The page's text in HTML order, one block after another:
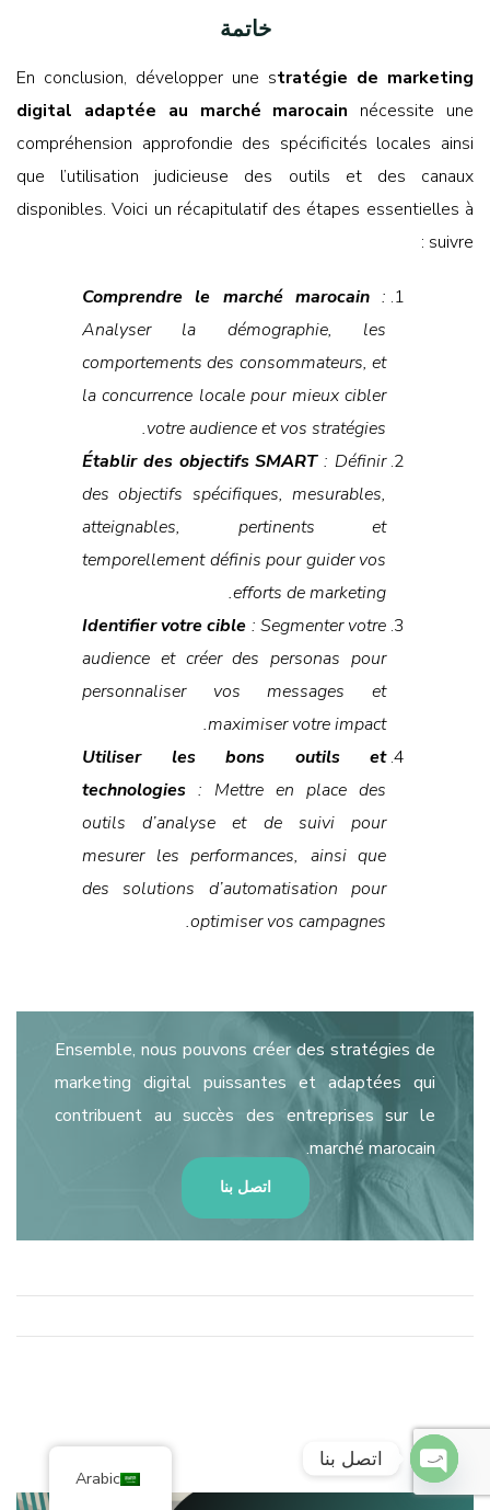
خاتمة
En conclusion, développer une stratégie de marketing
digital adaptée au marché marocain nécessite une
compréhension approfondie des spécificités locales ainsi
que l’utilisation judicieuse des outils et des canaux
disponibles. Voici un récapitulatif des étapes essentielles à
suivre :
Comprendre le marché marocain:
Analyser la démographie, les
comportements des consommateurs, et
la concurrence locale pour mieux cibler
votre audience et vos stratégies.
Établir des objectifs SMART: Définir
des objectifs spécifiques, mesurables,
atteignables, pertinents et
temporellement définis pour guider vos
efforts de marketing.
Identifier votre cible : Segmenter votre
audience et créer des personas pour
personnaliser vos messages et
maximiser votre impact.
Utiliser les bons outils et
technologies : Mettre en place des
outils d’analyse et de suivi pour
mesurer les performances, ainsi que
des solutions d’automatisation pour
optimiser vos campagnes.
Ensemble, nous pouvons créer des stratégies de
marketing digital puissantes et adaptées qui
contribuent au succès des entreprises sur le
marché marocain.
اتصل بنا
Arabic
اتصل بنا
O